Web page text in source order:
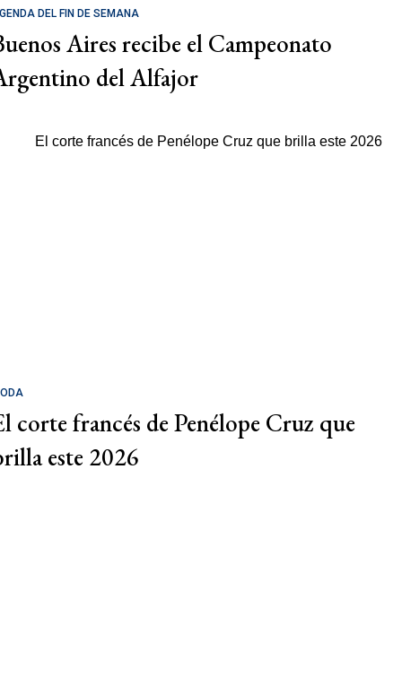
DEL FIN DE SEMANA
Aires recibe el Campeonato
del Alfajor
corte francés de Penélope Cruz que
este 2026